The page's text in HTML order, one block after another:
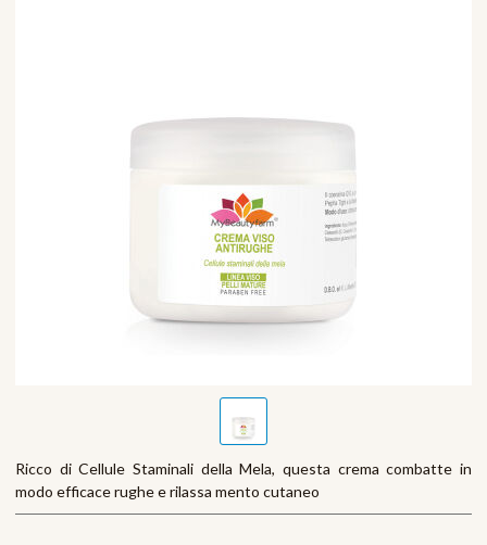
Ricco di Cellule Staminali della Mela, questa crema combatte in
modo efficace rughe e rilassa mento cutaneo